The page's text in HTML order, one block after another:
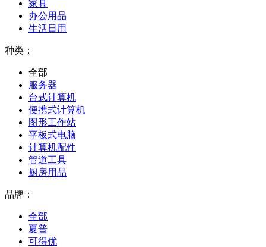
家具
办公用品
生活日用
种类：
全部
服务器
台式计算机
便携式计算机
图形工作站
平板式电脑
计算机配件
管道工具
厨房用品
品牌：
全部
夏普
可得优